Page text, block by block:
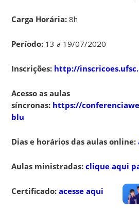
Carga Horária: 8h
Período: 13 a 19/07/2020
Inscrições: http://
Acesso as aulas
síncronas: https://
blu
Dias e horários das aulas online:
Aulas ministradas: clique aqui
Certificado:acesse aqui